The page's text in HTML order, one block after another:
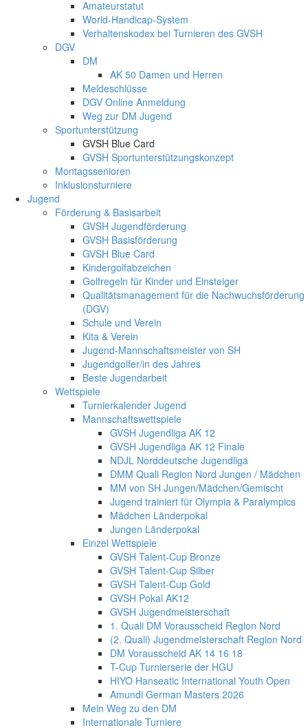
Amateurstatut
World-Handicap-System
Verhaltenskodex bei Turnieren des GVSH
DGV
DM
AK 50 Damen und Herren
Meldeschlüsse
DGV Online Anmeldung
Weg zur DM Jugend
Sportunterstützung
GVSH Blue Card
GVSH Sportunterstützungskonzept
Montagssenioren
Inklusionsturniere
Jugend
Förderung & Basisarbeit
GVSH Jugendförderung
GVSH Basisförderung
GVSH Blue Card
Kindergolfabzeichen
Golfregeln für Kinder und Einsteiger
Qualitätsmanagement für die Nachwuchsförderung
(DGV)
Schule und Verein
Kita & Verein
Jugend-Mannschaftsmeister von SH
Jugendgolfer/in des Jahres
Beste Jugendarbeit
Wettspiele
Turnierkalender Jugend
Mannschaftswettspiele
GVSH Jugendliga AK 12
GVSH Jugendliga AK 12 Finale
NDJL Norddeutsche Jugendliga
DMM Quali Region Nord Jungen / Mädchen
MM von SH Jungen/Mädchen/Gemischt
Jugend trainiert für Olympia & Paralympics
Mädchen Länderpokal
Jungen Länderpokal
Einzel Wettspiele
GVSH Talent-Cup Bronze
GVSH Talent-Cup Silber
GVSH Talent-Cup Gold
GVSH Pokal AK12
GVSH Jugendmeisterschaft
1. Quali DM Vorausscheid Region Nord
(2. Quali) Jugendmeisterschaft Region Nord
DM Vorausscheid AK 14 16 18
T-Cup Turnierserie der HGU
HIYO Hanseatic International Youth Open
Amundi German Masters 2026
Mein Weg zu den DM
Internationale Turniere